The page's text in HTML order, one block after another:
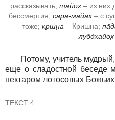
рассказывать; тайох̣– из них
бессмертия; са̄ра-майах̣– с
тоже; кр̣шн̣а – Кришна;
лубдхайох̣
Потому, учитель
еще о сладостной беседе
нектаром лотосовых Божьих
ТЕКСТ 4